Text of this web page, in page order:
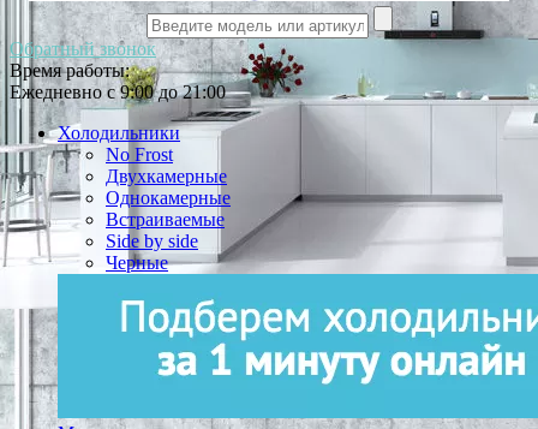
Обратный звонок
Время работы:
Ежедневно с 9:00 до 21:00
Холодильники
No Frost
Двухкамерные
Однокамерные
Встраиваемые
Side by side
Черные